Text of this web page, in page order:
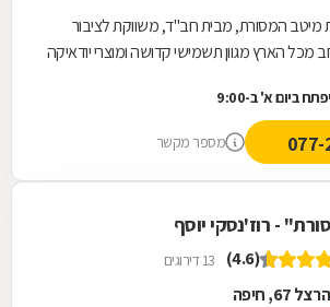
מיטב המסורת, מבית חב"ד, משווקת לציבור
מכל הארץ מגוון תשמישי קדושה ומוצרי יודאיקה
ביום א' ב-9:00
מספר מקשר
- רוז'נסקי יוסף
(4.6) 13 דירוגים
הרצל 67, חיפה